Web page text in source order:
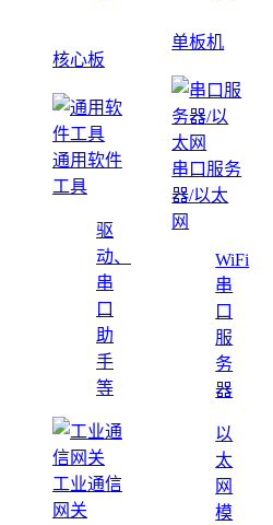
核心板
单板机
通用软件
工具
驱
动、
串
口
助
手
等
工业通信
网关
串口服务
器/以太
网
WiFi
串
口
服
务
器
以
太
网
模